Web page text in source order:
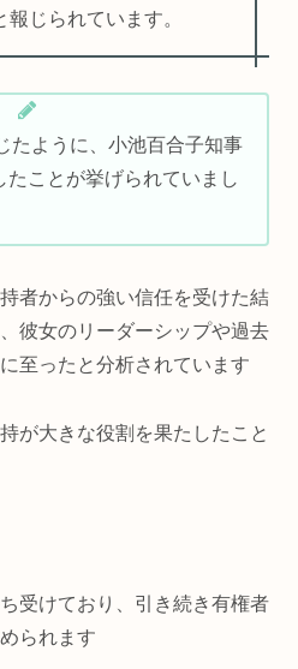
じられています。
たように、小池百合子知事
ことが挙げられていまし
者からの強い信任を受けた結
彼女のリーダーシップや過去
至ったと分析されています
が大きな役割を果たしたこと
受けており、引き続き有権者
られます